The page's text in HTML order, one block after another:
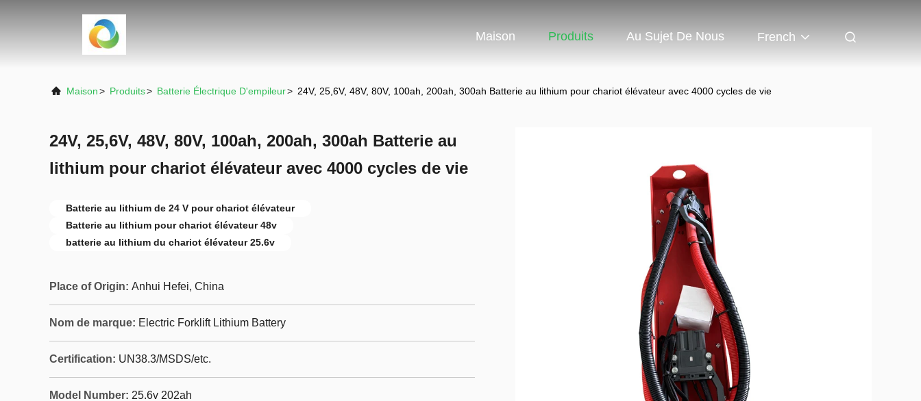
Maison Produits Au Sujet De Nous French
Maison> Produits> Batterie Électrique D'empileur> 24V, 25,6V, 48V, 80V, 100ah, 200ah, 300ah Batterie au lithium pour chariot élévateur avec 4000 cycles de vie
24V, 25,6V, 48V, 80V, 100ah, 200ah, 300ah Batterie au
lithium pour chariot élévateur avec 4000 cycles de vie
Batterie au lithium de 24 V pour chariot élévateur
Batterie au lithium pour chariot élévateur 48v
batterie au lithium du chariot élévateur 25.6v
Place of Origin: Anhui Hefei, China
Nom de marque: Electric Forklift Lithium Battery
Certification: UN38.3/MSDS/etc.
Model Number: 25.6v 202ah